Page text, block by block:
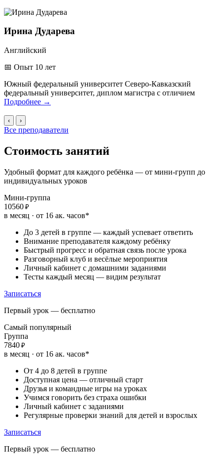
Ирина Дударева
Английский
📅 Опыт 10 лет
Южный федеральный университет Северо-Кавказский
федеральный университет, диплом магистра с отличием
Подробнее →
‹ ›
Все преподаватели
Стоимость занятий
Удобный формат для каждого ребёнка — от мини-групп до
индивидуальных уроков
Мини-группа
10560 ₽
в месяц · от 16 ак. часов*
До 3 детей в группе — каждый успевает ответить
Внимание преподавателя каждому ребёнку
Быстрый прогресс и обратная связь после урока
Разговорный клуб и весёлые мероприятия
Личный кабинет с домашними заданиями
Тесты каждый месяц — видим результат
Записаться
Первый урок — бесплатно
Самый популярный
Группа
7840 ₽
в месяц · от 16 ак. часов*
От 4 до 8 детей в группе
Доступная цена — отличный старт
Друзья и командные игры на уроках
Учимся говорить без страха ошибки
Личный кабинет с заданиями
Регулярные проверки знаний для детей и взрослых
Записаться
Первый урок — бесплатно